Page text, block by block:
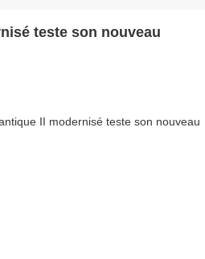
teste son nouveau